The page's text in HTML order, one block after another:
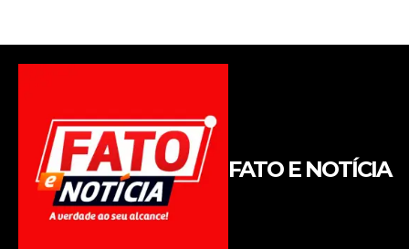
FATO E NOTÍCIA